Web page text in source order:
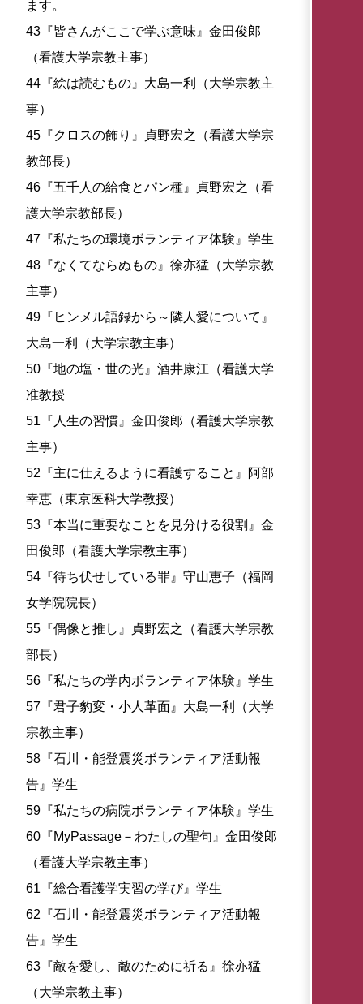
ます。
43『皆さんがここで学ぶ意味』金田俊郎
（看護大学宗教主事）
44『絵は読むもの』大島一利（大学宗教主
事）
45『クロスの飾り』貞野宏之（看護大学宗
教部長）
46『五千人の給食とパン種』貞野宏之（看
護大学宗教部長）
47『私たちの環境ボランティア体験』学生
48『なくてならぬもの』徐亦猛（大学宗教
主事）
49『ヒンメル語録から～隣人愛について』
大島一利（大学宗教主事）
50『地の塩・世の光』酒井康江（看護大学
准教授
51『人生の習慣』金田俊郎（看護大学宗教
主事）
52『主に仕えるように看護すること』阿部
幸恵（東京医科大学教授）
53『本当に重要なことを見分ける役割』金
田俊郎（看護大学宗教主事）
54『待ち伏せしている罪』守山恵子（福岡
女学院院長）
55『偶像と推し』貞野宏之（看護大学宗教
部長）
56『私たちの学内ボランティア体験』学生
57『君子豹変・小人革面』大島一利（大学
宗教主事）
58『石川・能登震災ボランティア活動報
告』学生
59『私たちの病院ボランティア体験』学生
60『MyPassage－わたしの聖句』金田俊郎
（看護大学宗教主事）
61『総合看護学実習の学び』学生
62『石川・能登震災ボランティア活動報
告』学生
63『敵を愛し、敵のために祈る』徐亦猛
（大学宗教主事）